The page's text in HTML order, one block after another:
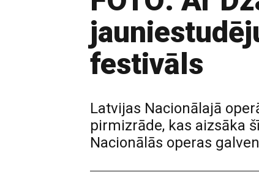
festivāls
Latvijas Nacionālajā
pirmizrāde, kas aizsāka
Nacionālās operas